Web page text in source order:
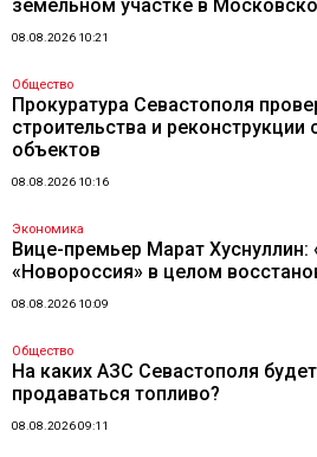
земельном участке в
08.08.2026 10:21
Общество
Прокуратура Севастополя
строительства и
объектов
08.08.2026 10:16
Экономика
Вице-премьер Марат
«Новороссия» в целом
08.08.2026 10:09
Общество
На каких АЗС Севастополя
продаваться топливо?
08.08.2026 09:11